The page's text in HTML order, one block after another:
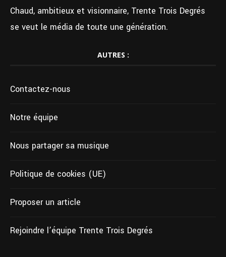
Chaud, ambitieux et visionnaire, Trente Trois Degrés
se veut le média de toute une génération.
AUTRES :
Contactez-nous
Notre équipe
Nous partager sa musique
Politique de cookies (UE)
Proposer un article
Rejoindre l’équipe Trente Trois Degrés